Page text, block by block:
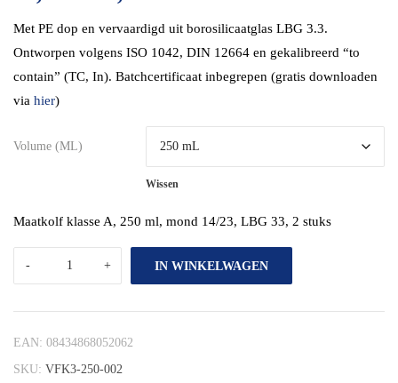
Met PE dop en vervaardigd uit borosilicaatglas LBG 3.3.
Ontworpen volgens ISO 1042, DIN 12664 en gekalibreerd “to
contain” (TC, In). Batchcertificaat inbegrepen (gratis downloaden
via hier)
Volume (mL)
Wissen
Maatkolf klasse A, 250 ml, mond 14/23, LBG 33, 2 stuks
IN WINKELWAGEN
EAN: 08434868052062
SKU: VFK3-250-002